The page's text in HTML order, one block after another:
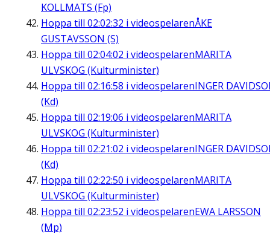
KOLLMATS (Fp)
Hoppa till 02:02:32 i videospelarenÅKE
GUSTAVSSON (S)
Hoppa till 02:04:02 i videospelarenMARITA
ULVSKOG (Kulturminister)
Hoppa till 02:16:58 i videospelarenINGER
(Kd)
Hoppa till 02:19:06 i videospelarenMARITA
ULVSKOG (Kulturminister)
Hoppa till 02:21:02 i videospelarenINGER
(Kd)
Hoppa till 02:22:50 i videospelarenMARITA
ULVSKOG (Kulturminister)
Hoppa till 02:23:52 i videospelarenEWA LARSSON
(Mp)